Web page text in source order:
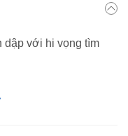
dập với hi vọng tìm